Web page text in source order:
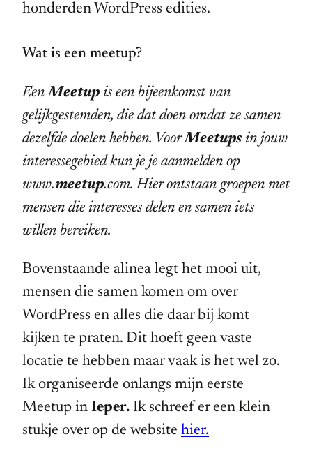
honderden WordPress edities.
Wat is een meetup?
EenMeetup is een bijeenkomst van
gelijkgestemden, die dat doen omdat ze samen
dezelfde doelen hebben. VoorMeetupsin jouw
interessegebied kun je je aanmelden op
www.meetup.com. Hier ontstaan groepen met
mensen die interesses delen en samen iets
willen bereiken.
Bovenstaande alinea legt het mooi uit,
mensen die samen komen om over
WordPress en alles die daar bij komt
kijken te praten. Dit hoeft geen vaste
locatie te hebben maar vaak is het wel zo.
Ik organiseerde onlangs mijn eerste
Meetup in Ieper. Ik schreef er een klein
stukje over op de website hier.